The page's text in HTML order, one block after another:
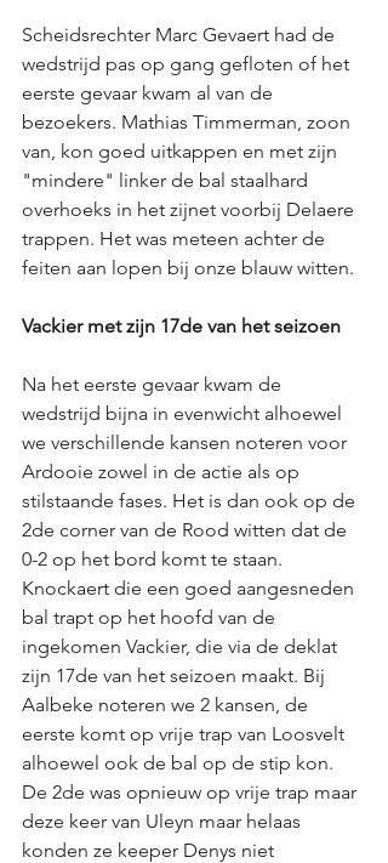
Scheidsrechter Marc Gevaert had de
wedstrijd pas op gang gefloten of het
eerste gevaar kwam al van de
bezoekers. Mathias Timmerman, zoon
van, kon goed uitkappen en met zijn
"mindere" linker de bal staalhard
overhoeks in het zijnet voorbij Delaere
trappen. Het was meteen achter de
feiten aan lopen bij onze blauw witten.
Vackier met zijn 17de van het seizoen
Na het eerste gevaar kwam de
wedstrijd bijna in evenwicht alhoewel
we verschillende kansen noteren voor
Ardooie zowel in de actie als op
stilstaande fases. Het is dan ook op de
2de corner van de Rood witten dat de
0-2 op het bord komt te staan.
Knockaert die een goed aangesneden
bal trapt op het hoofd van de
ingekomen Vackier, die via de deklat
zijn 17de van het seizoen maakt. Bij
Aalbeke noteren we 2 kansen, de
eerste komt op vrije trap van Loosvelt
alhoewel ook de bal op de stip kon.
De 2de was opnieuw op vrije trap maar
deze keer van Uleyn maar helaas
konden ze keeper Denys niet